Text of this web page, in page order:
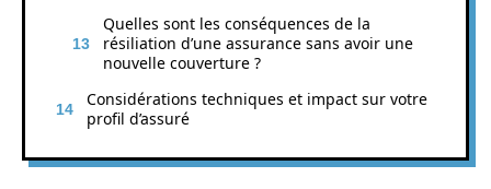
Quelles sont les conséquences de la
résiliation d’une assurance sans avoir une
nouvelle couverture ?
Considérations techniques et impact sur votre
profil d’assuré